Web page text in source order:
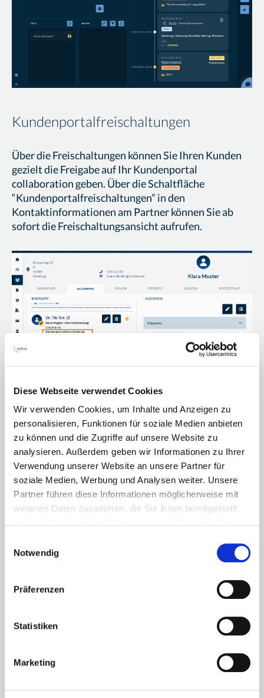
Diese Webseite verwendet Cookies
Wir verwenden Cookies, um Inhalte und Anzeigen zu
personalisieren, Funktionen für soziale Medien anbieten
zu können und die Zugriffe auf unsere Website zu
analysieren. Außerdem geben wir Informationen zu Ihrer
Verwendung unserer Website an unsere Partner für
soziale Medien, Werbung und Analysen weiter. Unsere
Partner führen diese Informationen möglicherweise mit
weiteren Daten zusammen, die Sie ihnen bereitgestellt
Datenschutzhinweise
Notwendig
Präferenzen
Statistiken
Marketing
Kundenportalfreischaltungen
Über die Freischaltungen können Sie Ihren Kunden
gezielt die Freigabe auf Ihr Kundenportal
collaboration geben. Über die Schaltfläche
“Kundenportalfreischaltungen” in den
Kontaktinformationen am Partner können Sie ab
sofort die Freischaltungsansicht aufrufen.
Klicken Sie hier, wird Ihnen die collaboration aus der
Perspektive des jeweiligen Nutzers angezeigt, und
Sie können zum Beispiel prüfen, ob alle benötigten
Informationen aufgerufen werden können, oder ob
die Freigabe eines bestimmten Objektes funktioniert
hat.
Nachdem wir in einem der vergangenen Releases
den Dunkelmodus eingeführt haben, arbeiten wir
noch mehr Augenkomfort bei den Nutzern sorgt.